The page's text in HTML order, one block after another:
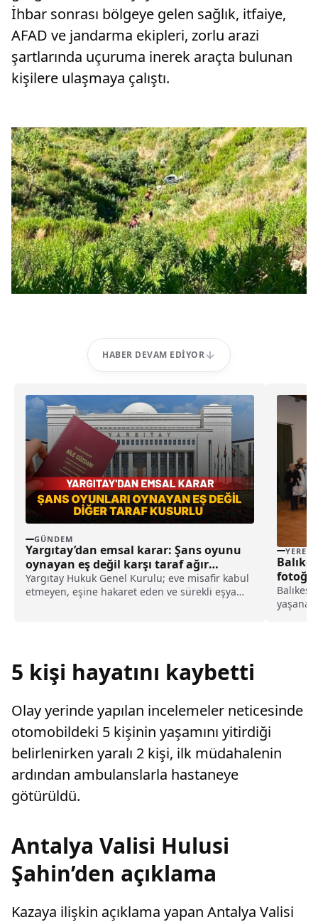
İhbar sonrası bölgeye gelen sağlık, itfaiye,
AFAD ve jandarma ekipleri, zorlu arazi
şartlarında uçuruma inerek araçta bulunan
kişilere ulaşmaya çalıştı.
HABER DEVAM EDIYOR
GÜNDEM
Yargıtay’dan emsal karar: Şans oyunu
oynayan eş değil karşı taraf ağır
kusurlu sayıldı
Yargıtay Hukuk Genel Kurulu; eve misafir kabul
etmeyen, eşine hakaret eden ve sürekli eşya
YEREL
5 kişi hayatını kaybetti
Olay yerinde yapılan incelemeler neticesinde
otomobildeki 5 kişinin yaşamını yitirdiği
belirlenirken yaralı 2 kişi, ilk müdahalenin
ardından ambulanslarla hastaneye
götürüldü.
Antalya Valisi Hulusi
Şahin’den açıklama
Kazaya ilişkin açıklama yapan Antalya Valisi